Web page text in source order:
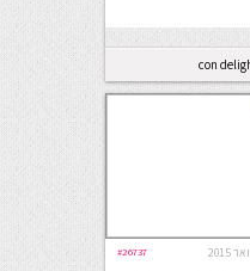
con
#26737